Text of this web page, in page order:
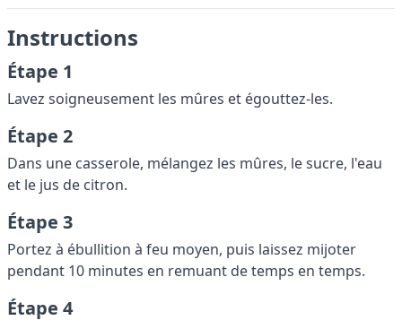
Instructions
Étape 1
Lavez soigneusement les mûres et égouttez-les.
Étape 2
Dans une casserole, mélangez les mûres, le sucre, l'eau
et le jus de citron.
Étape 3
Portez à ébullition à feu moyen, puis laissez mijoter
pendant 10 minutes en remuant de temps en temps.
Étape 4